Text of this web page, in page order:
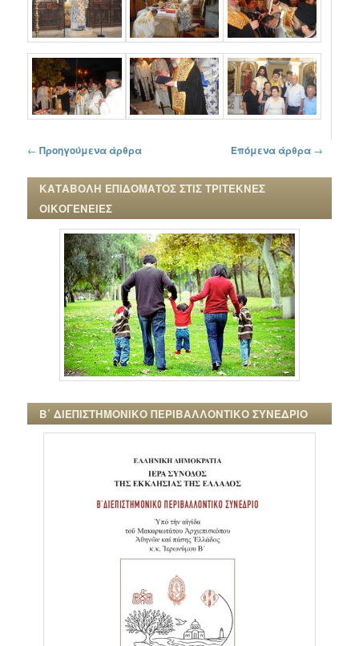
Πλοήγηση στα άρθρα
← Προηγούμενα άρθρα Επόμενα άρθρα →
ΚΑΤΑΒΟΛΗ ΕΠΙΔΟΜΑΤΟΣ ΣΤΙΣ ΤΡΙΤΕΚΝΕΣ
ΟΙΚΟΓΕΝΕΙΕΣ
Β΄ ΔΙΕΠΙΣΤΗΜΟΝΙΚΟ ΠΕΡΙΒΑΛΛΟΝΤΙΚΟ ΣΥΝΕΔΡΙΟ